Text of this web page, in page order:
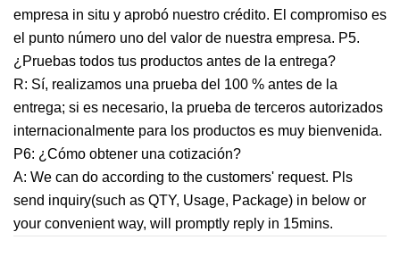
empresa in situ y aprobó nuestro crédito. El compromiso es
el punto número uno del valor de nuestra empresa. P5.
¿Pruebas todos tus productos antes de la entrega?
R: Sí, realizamos una prueba del 100 % antes de la
entrega; si es necesario, la prueba de terceros autorizados
internacionalmente para los productos es muy bienvenida.
P6: ¿Cómo obtener una cotización?
A: We can do according to the customers' request. Pls
send inquiry(such as QTY, Usage, Package) in below or
your convenient way, will promptly reply in 15mins.